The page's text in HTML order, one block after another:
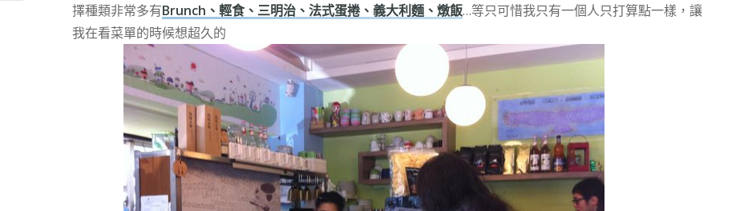
擇種類非常多有Brunch、輕食、三明治、法式蛋捲、義大利麵、燉飯…等只可惜我只有一個人只打算點一樣，讓
我在看菜單的時候想超久的